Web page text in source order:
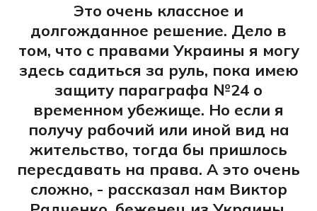
Это очень классное и
долгожданное решение. Дело в
том, что с правами Украины я могу
здесь садиться за руль, пока имею
защиту параграфа №24 о
временном убежище. Но если я
получу рабочий или иной вид на
жительство, тогда бы пришлось
пересдавать на права. А это очень
сложно, - рассказал нам Виктор